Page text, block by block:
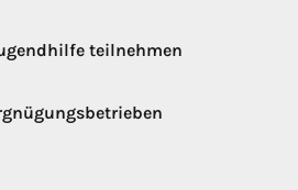
teilnehmen